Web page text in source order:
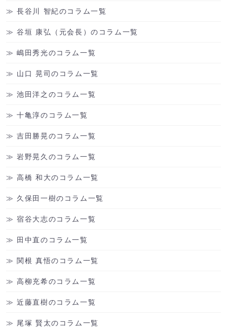
長谷川 智紀のコラム一覧
谷垣 康弘（元会長）のコラム一覧
嶋田秀光のコラム一覧
山口 晃司のコラム一覧
池田洋之のコラム一覧
十亀淳のコラム一覧
吉田勝晃のコラム一覧
岩野晃久のコラム一覧
高橋 和大のコラム一覧
久保田一樹のコラム一覧
宿谷大志のコラム一覧
田中直のコラム一覧
関根 真悟のコラム一覧
高柳充希のコラム一覧
近藤直樹のコラム一覧
尾塚 賢太のコラム一覧